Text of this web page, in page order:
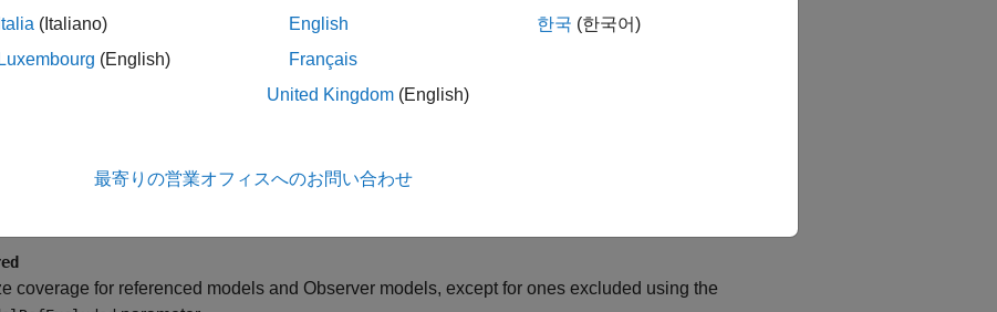
|string
of these strings:
coverage for referenced models and Observer models, except for ones excluded using the
Italia (Italiano)
Luxembourg (English)
English
Français
United Kingdom (English)
한국 (한국어)
最寄りの営業オフィスへのお問い合わせ